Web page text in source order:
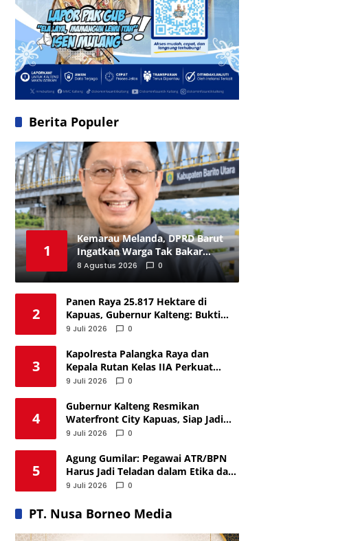
Berita Populer
1
Kemarau Melanda, DPRD Barut
Ingatkan Warga Tak Bakar
Lahan
8 Agustus 2026 0
2
Panen Raya 25.817 Hektare di
Kapuas, Gubernur Kalteng: Bukti
Program Ketahanan Pangan
9 Juli 2026 0
3
Kapolresta Palangka Raya dan
Kepala Rutan Kelas IIA Perkuat
Kolaborasi demi Keamanan Kota
9 Juli 2026 0
4
Gubernur Kalteng Resmikan
Waterfront City Kapuas, Siap Jadi
Ikon Wisata dan Penggerak
9 Juli 2026 0
5
Agung Gumilar: Pegawai ATR/BPN
Harus Jadi Teladan dalam Etika dan
Profesionalisme
9 Juli 2026 0
PT. Nusa Borneo Media